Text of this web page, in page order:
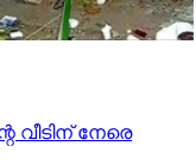
വീടിന് നേരെ